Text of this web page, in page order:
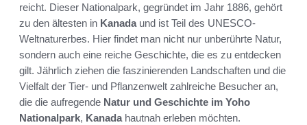
reicht. Dieser Nationalpark, gegründet im Jahr 1886, gehört
zu den ältesten in Kanadaund ist Teil des UNESCO-
Weltnaturerbes. Hier findet man nicht nur unberührte Natur,
sondern auch eine reiche Geschichte, die es zu entdecken
gilt. Jährlich ziehen die faszinierenden Landschaften und die
Vielfalt der Tier- und Pflanzenwelt zahlreiche Besucher an,
die die aufregende Natur und Geschichte im Yoho
Nationalpark, Kanadahautnah erleben möchten.